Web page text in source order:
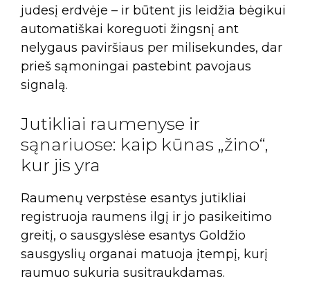
judesį erdvėje – ir būtent jis leidžia bėgikui
automatiškai koreguoti žingsnį ant
nelygaus paviršiaus per milisekundes, dar
prieš sąmoningai pastebint pavojaus
signalą.
Jutikliai raumenyse ir
sąnariuose: kaip kūnas „žino“,
kur jis yra
Raumenų verpstėse esantys jutikliai
registruoja raumens ilgį ir jo pasikeitimo
greitį, o sausgyslėse esantys Goldžio
sausgyslių organai matuoja įtempį, kurį
raumuo sukuria susitraukdamas.